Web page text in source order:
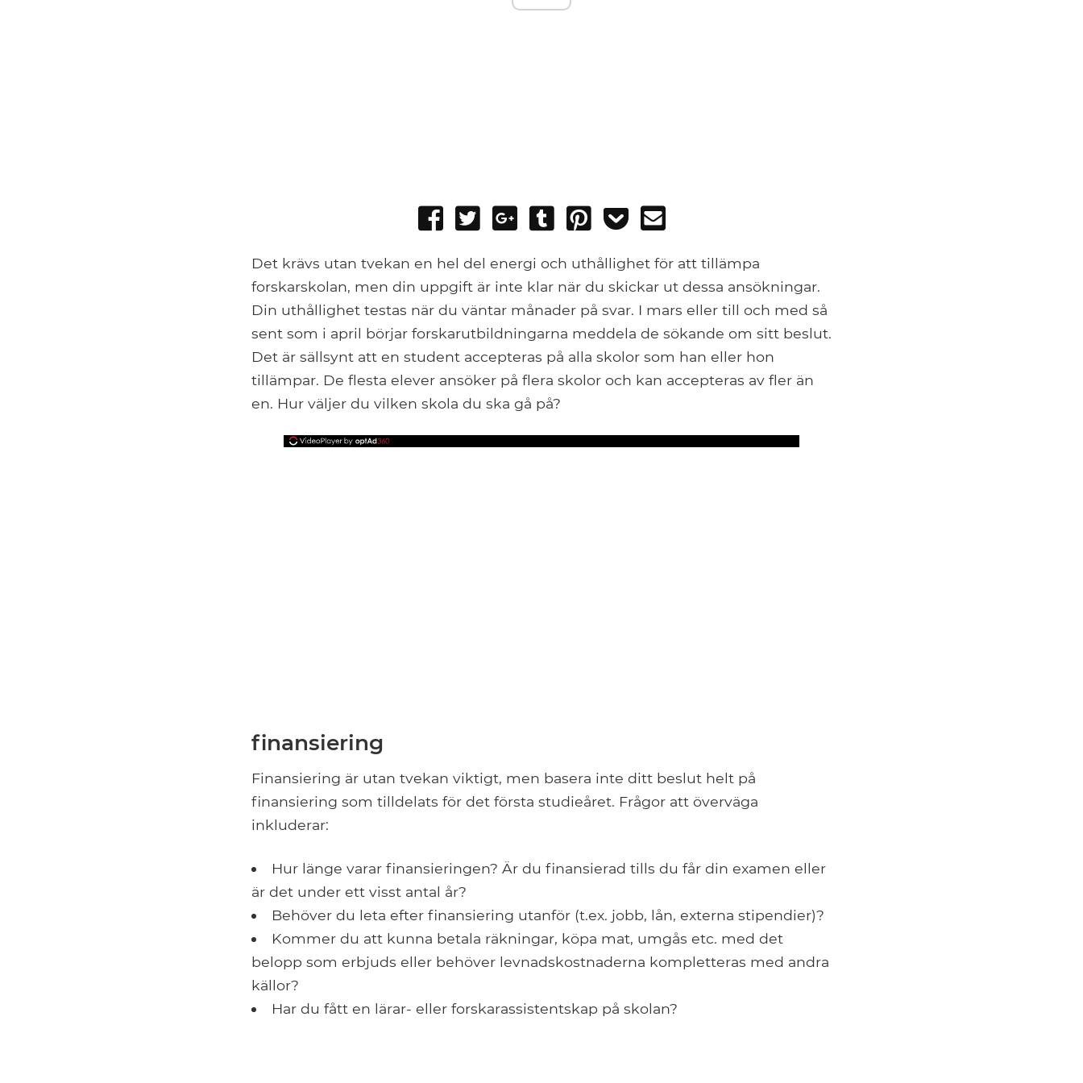
Share
Facebook
Tweet
Share
Google+
Post
Tumblr
Pin
Add
Pocket
Det krävs utan tvekan en hel del energi och uthållighet för att tillämpa
forskarskolan, men din uppgift är inte klar när du skickar ut dessa ansökningar.
Din uthållighet testas när du väntar månader på svar. I mars eller till och med så
sent som i april börjar forskarutbildningarna meddela de sökande om sitt beslut.
Det är sällsynt att en student accepteras på alla skolor som han eller hon
tillämpar. De flesta elever ansöker på flera skolor och kan accepteras av fler än
en. Hur väljer du vilken skola du ska gå på?
finansiering
Finansiering är utan tvekan viktigt, men basera inte ditt beslut helt på
finansiering som tilldelats för det första studieåret. Frågor att överväga
inkluderar:
Hur länge varar finansieringen? Är du finansierad tills du får din examen eller
är det under ett visst antal år?
Behöver du leta efter finansiering utanför (t.ex. jobb, lån, externa stipendier)?
Kommer du att kunna betala räkningar, köpa mat, umgås etc. med det
belopp som erbjuds eller behöver levnadskostnaderna kompletteras med andra
källor?
Har du fått en lärar- eller forskarassistentskap på skolan?